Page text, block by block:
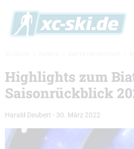
Highlights zum
Saisonrückblick
Harald Deubert - 30. März 2022